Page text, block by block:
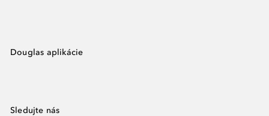
Douglas aplikácie
Sledujte nás